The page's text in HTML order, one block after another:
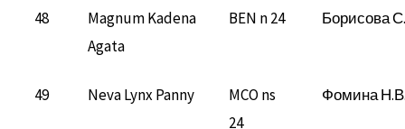
48
Magnum Kadena
Agata
BEN n 24 Борисова
49 Neva Lynx Panny
MCO ns
24
Фомина